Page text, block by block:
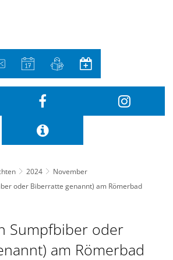
2024
November
oder Biberratte genannt) am Römerbad
Sumpfbiber oder
am Römerbad